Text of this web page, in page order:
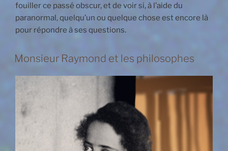
fouiller ce passé obscur, et de voir si, à l’aide du
paranormal, quelqu’un ou quelque chose est encore là
pour répondre à ses questions.
Monsieur Raymond et les philosophes